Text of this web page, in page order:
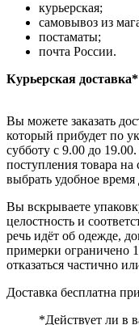
курьерская;
самовывоз из
постаматы;
почта России.
Курьерская доставка*
Вы можете заказать
который прибудет по
субботу с 9.00 до
поступления товара
выбрать удобное
Вы вскрываете
целостность и
речь идёт об одежде,
примерки ограничено
отказаться частично
Доставка бесплатна
*Действует ли в